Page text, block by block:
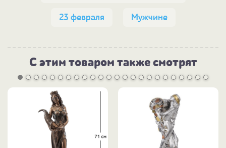
23 февраля Мужчине
С этим товаром также смотрят